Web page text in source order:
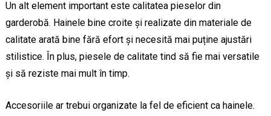
Un alt element important este calitatea pieselor din
garderobă. Hainele bine croite și realizate din materiale de
calitate arată bine fără efort și necesită mai puține ajustări
stilistice. În plus, piesele de calitate tind să fie mai versatile
și să reziste mai mult în timp.
Accesoriile ar trebui organizate la fel de eficient ca hainele.